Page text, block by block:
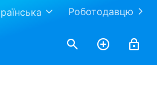
Роботодавцю